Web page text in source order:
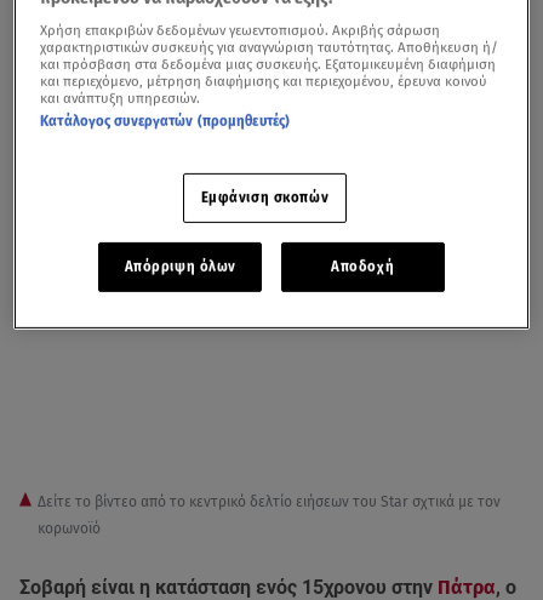
Δείτε το βίντεο από το κεντρικό δελτίο ειήσεων του Star σχτικά με τον
κορωνοϊό
Σοβαρή είναι η κατάσταση ενός 15χρονου στην Πάτρα, ο
Χρήση επακριβών δεδομένων γεωεντοπισμού. Ακριβής σάρωση
χαρακτηριστικών συσκευής για αναγνώριση ταυτότητας. Αποθήκευση ή/
και πρόσβαση στα δεδομένα μιας συσκευής. Εξατομικευμένη διαφήμιση
και περιεχόμενο, μέτρηση διαφήμισης και περιεχομένου, έρευνα κοινού
και ανάπτυξη υπηρεσιών.
Κατάλογος συνεργατών (προμηθευτές)
Εμφάνιση σκοπών
Απόρριψη όλων Αποδοχή